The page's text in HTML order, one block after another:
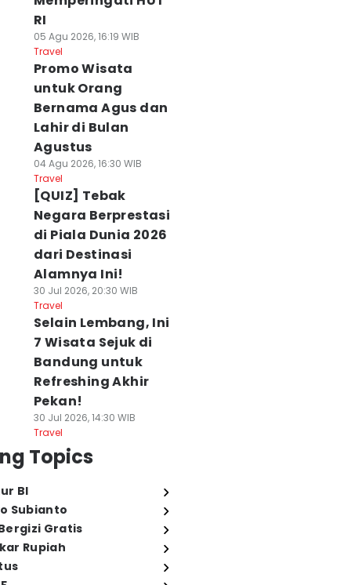
RI
05 Agu 2026, 16:19 WIB
Travel
Promo Wisata
untuk Orang
Bernama Agus dan
Lahir di Bulan
Agustus
04 Agu 2026, 16:30 WIB
Travel
[QUIZ] Tebak
Negara Berprestasi
di Piala Dunia 2026
dari Destinasi
Alamnya Ini!
30 Jul 2026, 20:30 WIB
Travel
Selain Lembang, Ini
7 Wisata Sejuk di
Bandung untuk
Refreshing Akhir
Pekan!
30 Jul 2026, 14:30 WIB
Travel
Topics
BI
Subianto
Gratis
Rupiah